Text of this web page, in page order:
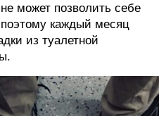
может позволить себе
поэтому каждый месяц
из туалетной